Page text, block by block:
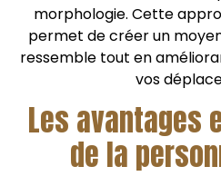
morphologie. Cette
permet de créer un
ressemble tout en
vos
Les avantages
de la